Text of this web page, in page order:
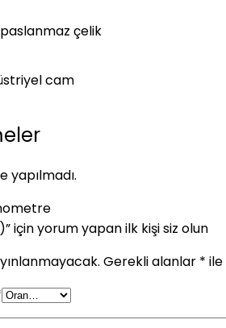
çelik
cam
yapılmadı.
için yorum yapan ilk kişi siz olun
Gerekli alanlar *